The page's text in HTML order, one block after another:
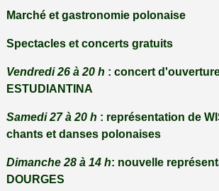
Marché et gastronomie polonaise
Spectacles et concerts gratuits
Vendredi 26 à 20 h : concert
ESTUDIANTINA
Samedi 27 à 20 h : représentation de
chants et danses polonaises
Dimanche 28 à 14 h: nouvelle
DOURGES